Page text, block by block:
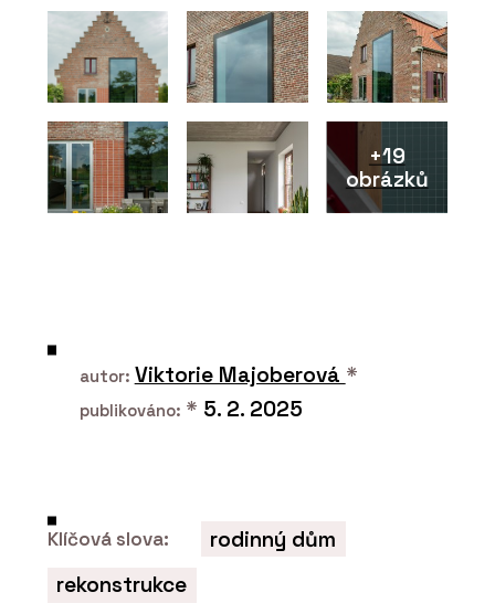
+19
obrázků
autor: Viktorie Majoberová *
publikováno: * 5. 2. 2025
Klíčová slova:
rodinný dům
rekonstrukce